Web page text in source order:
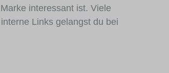
interessant ist. Viele
Links gelangst du bei